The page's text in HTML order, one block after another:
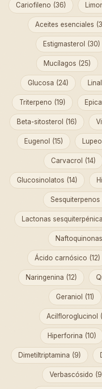
Cariofileno (36)
Aceites esenciales
Estigmasterol (30)
Mucílagos (25)
Glucosa (24)
Triterpeno (19)
Beta-sitosterol (16)
Eugenol (15)
Carvacrol (14)
Glucosinolatos (14)
Sesquiterpenos
Lactonas
Ácido carnósico (12)
Naringenina (12)
Geraniol (11)
Acilfloroglucinol
Hiperforina (10)
Dimetiltriptamina (9)
Verbascósido